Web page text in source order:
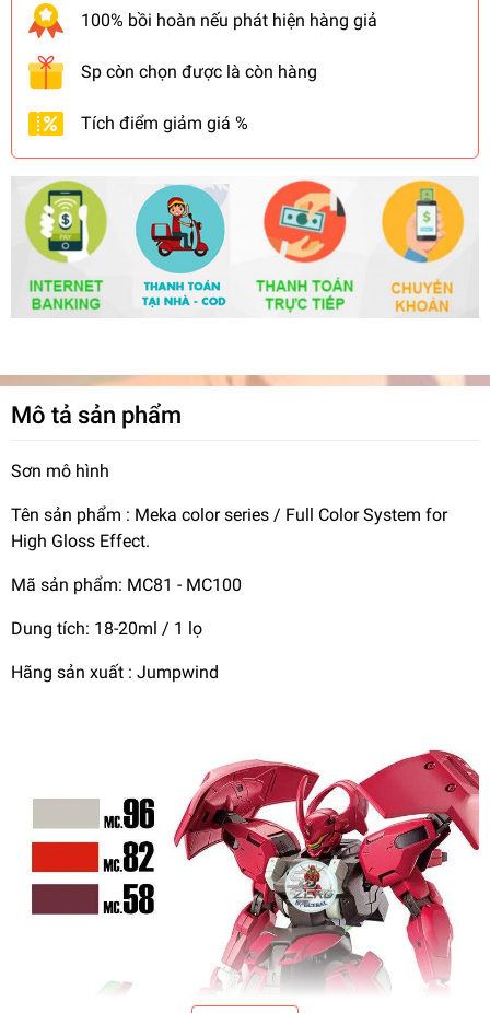
100% bồi hoàn nếu phát hiện hàng giả
Sp còn chọn được là còn hàng
Tích điểm giảm giá %
Mô tả sản phẩm
Sơn mô hình
Tên sản phẩm : Meka color series / Full Color System for
High Gloss Effect.
Mã sản phẩm: MC81 - MC100
Dung tích: 18-20ml / 1 lọ
Hãng sản xuất : Jumpwind